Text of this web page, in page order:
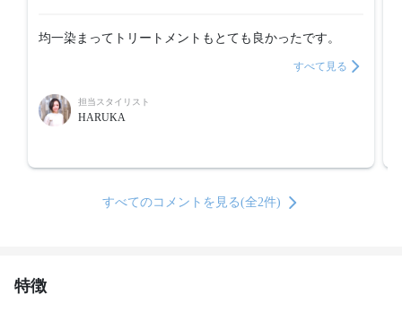
均一染まってトリートメントもとても良かったです。
すべて見る
担当スタイリスト
HARUKA
すべてのコメントを見る(全2件)
特徴